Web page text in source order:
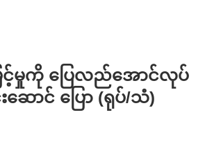
မြင့်မှုကို ပြေလည်အောင်လုပ်
ောင် ပြော (ရုပ်/သံ)